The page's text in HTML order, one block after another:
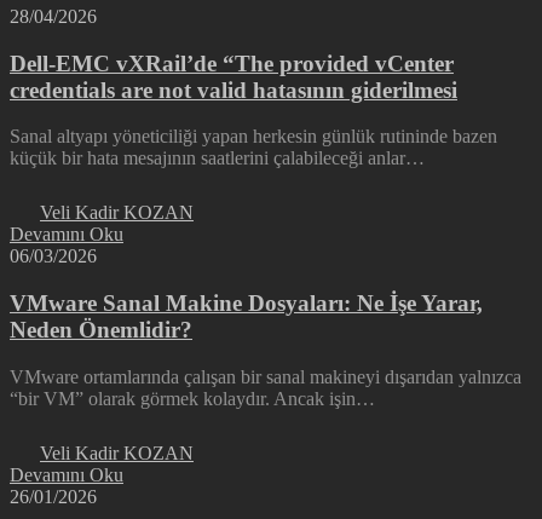
28/04/2026
Dell-EMC vXRail’de “The provided vCenter
credentials are not valid hatasının giderilmesi
Sanal altyapı yöneticiliği yapan herkesin günlük rutininde bazen
küçük bir hata mesajının saatlerini çalabileceği anlar…
Veli Kadir KOZAN
Devamını Oku
06/03/2026
VMware Sanal Makine Dosyaları: Ne İşe Yarar,
Neden Önemlidir?
VMware ortamlarında çalışan bir sanal makineyi dışarıdan yalnızca
“bir VM” olarak görmek kolaydır. Ancak işin…
Veli Kadir KOZAN
Devamını Oku
26/01/2026